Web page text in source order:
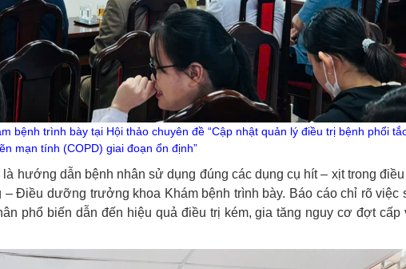
bệnh trình bày tại Hội thảo chuyên đề “Cập nhật quản lý điều trị bệnh phổi
mạn tính (COPD) giai đoạn ổn định”
hướng dẫn bệnh nhân sử dụng đúng các dụng cụ hít – xịt trong điều
Điều dưỡng trưởng khoa Khám bệnh trình bày. Báo cáo chỉ rõ việc
phổ biến dẫn đến hiệu quả điều trị kém, gia tăng nguy cơ đợt cấp